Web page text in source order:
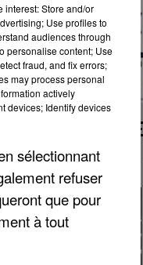
LES
CHANTE
interest: Store and/or
Use profiles to
audiences through
personalise content; Use
fraud, and fix errors;
may process personal
actively
devices; Identify devices
sélectionnant
refuser
que pour
à tout